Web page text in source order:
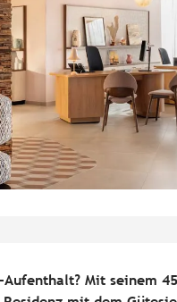
Mit seinem